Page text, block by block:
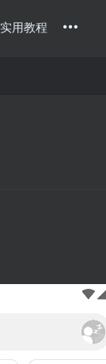
实用教程